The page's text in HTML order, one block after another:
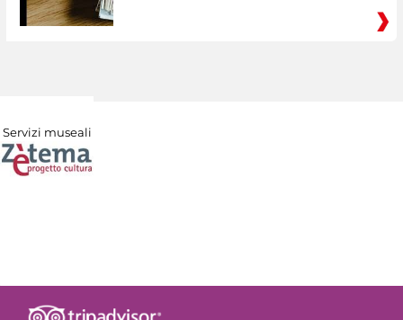
Servizi museali